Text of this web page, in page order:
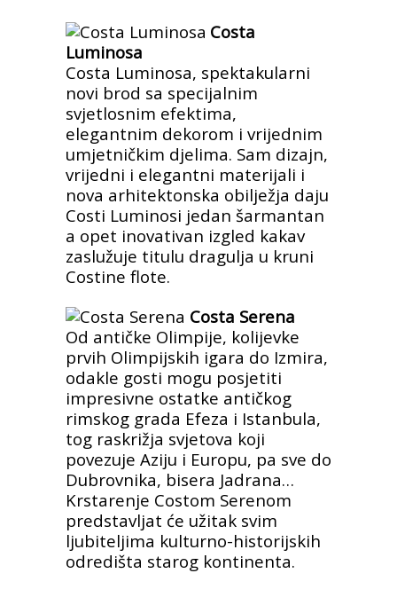
Costa
Luminosa
Costa Luminosa, spektakularni
novi brod sa specijalnim
svjetlosnim efektima,
elegantnim dekorom i vrijednim
umjetničkim djelima. Sam dizajn,
vrijedni i elegantni materijali i
nova arhitektonska obilježja daju
Costi Luminosi jedan šarmantan
a opet inovativan izgled kakav
zaslužuje titulu dragulja u kruni
Costine flote.
Costa Serena
Od antičke Olimpije, kolijevke
prvih Olimpijskih igara do Izmira,
odakle gosti mogu posjetiti
impresivne ostatke antičkog
rimskog grada Efeza i Istanbula,
tog raskrižja svjetova koji
povezuje Aziju i Europu, pa sve do
Dubrovnika, bisera Jadrana…
Krstarenje Costom Serenom
predstavljat će užitak svim
ljubiteljima kulturno-historijskih
odredišta starog kontinenta.